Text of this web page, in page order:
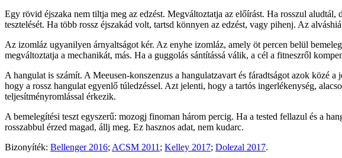
Egy rövid éjszaka nem tiltja meg az edzést. Megváltoztatja az előírást. Ha rosszul aludtál,
tesztelését. Ha több rossz éjszakád volt, tartsd könnyen az edzést, vagy pihenj. Az
Az izomláz ugyanilyen árnyaltságot kér. Az enyhe izomláz, amely öt percen belül
megváltoztatja a mechanikát, más. Ha a guggolás sántítássá válik, a cél a fitneszről
A hangulat is számít. A Meeusen-konszenzus a hangulatzavart és fáradtságot azok közé
hogy a rossz hangulat egyenlő túledzéssel. Azt jelenti, hogy a tartós ingerlékenység,
teljesítményromlással érkezik.
A bemelegítési teszt egyszerű: mozogj finoman három percig. Ha a tested fellazul és a
rosszabbul érzed magad, állj meg. Ez hasznos adat, nem kudarc.
Bizonyíték: Bellenger 2016; ACSM 2011 ; Kelley 2017; Dolezal 2017.